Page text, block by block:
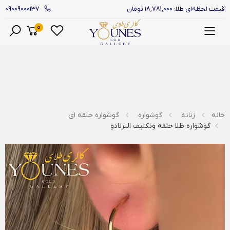
قیمت لحظه‌ای طلا: 18,781,000 تومان 09009000137
0
خانه زنانه گوشواره
گوشواره حلقه ای
گوشواره طلا حلقه ونکلیف البرنادو